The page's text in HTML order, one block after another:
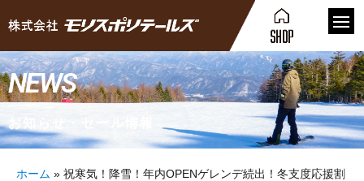
NEWS
お知らせ・セール情報
ホーム » 祝寒気！降雪！年内OPENゲレンデ続出！冬支度応援割